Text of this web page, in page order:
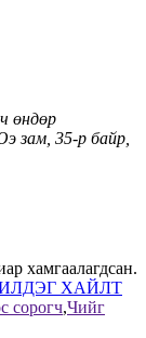
өндөр
зам, 35-р байр,
хамгаалагдсан.
ХАЙЛТ
сорогч,Чийг